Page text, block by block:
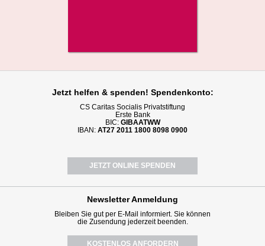
Jetzt helfen & spenden! Spendenkonto:
CS Caritas Socialis Privatstiftung
Erste Bank
BIC: GIBAATWW
IBAN: AT27 2011 1800 8098 0900
JETZT ONLINE SPENDEN
NewsletterAnmeldung
Bleiben Sie gut per E-Mail informiert. Sie können
die Zusendung jederzeit beenden.
KOSTENLOS ANFORDERN